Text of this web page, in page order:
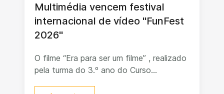
Multimédia vencem festival
internacional de vídeo "FunFest
2026"
O filme “Era para ser um filme” , realizado
pela turma do 3.º ano do Curso...